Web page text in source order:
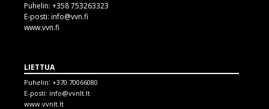
Puhelin: +358 753263323
E-posti: info@vvn.fi
www.vvn.fi
LIETTUA
Puhelin: +370 70066080
E-posti: info@vvnlt.lt
www.vvnlt.lt